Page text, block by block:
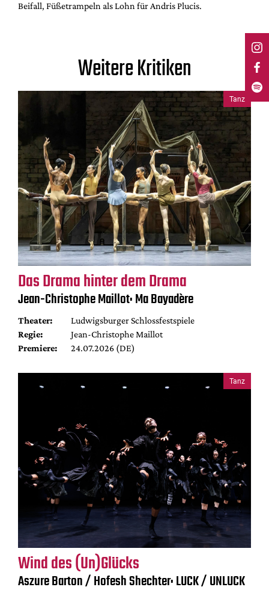
Beifall, Füßetrampeln als Lohn für Andris Plucis.
Weitere Kritiken
Tanz
Das Drama hinter dem Drama
Jean-Christophe Maillot: Ma Bayadère
Theater:
Ludwigsburger Schlossfestspiele
Regie:
Jean-Christophe Maillot
Premiere:
24.07.2026 (DE)
Tanz
Wind des (Un)Glücks
Aszure Barton / Hofesh Shechter: LUCK / UNLUCK